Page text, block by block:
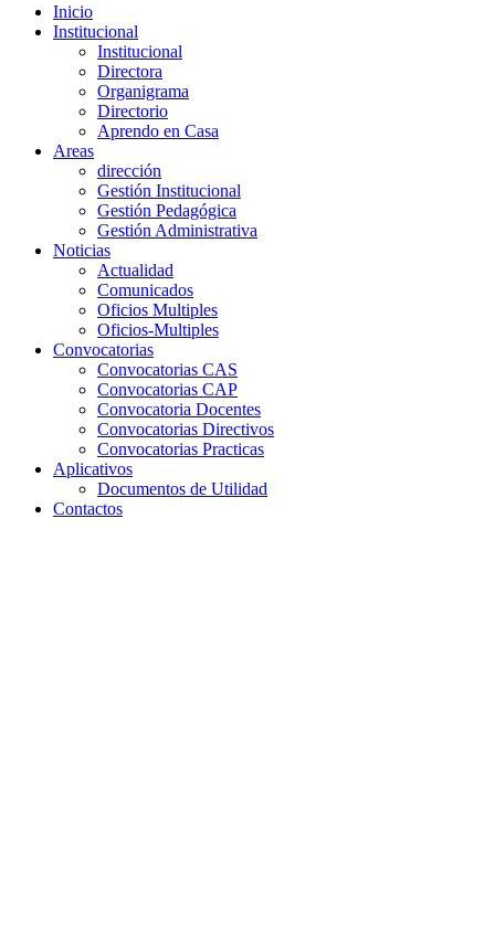
Inicio
Institucional
Institucional
Directora
Organigrama
Directorio
Aprendo en Casa
Areas
dirección
Gestión Institucional
Gestión Pedagógica
Gestión Administrativa
Noticias
Actualidad
Comunicados
Oficios Multiples
Oficios-Multiples
Convocatorias
Convocatorias CAS
Convocatorias CAP
Convocatoria Docentes
Convocatorias Directivos
Convocatorias Practicas
Aplicativos
Documentos de Utilidad
Contactos